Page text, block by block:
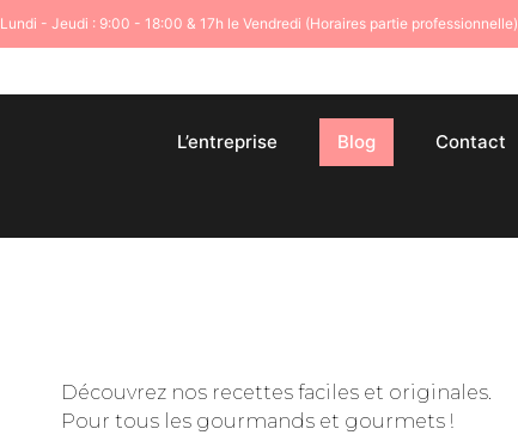
Lundi - Jeudi : 9:00 - 18:00 & 17h le Vendredi (Horaires partie professionnelle)
L’entreprise Blog Contact
Découvrez nos recettes faciles et originales.
Pour tous les gourmands et gourmets !